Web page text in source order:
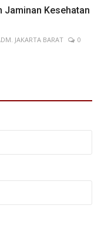
Jaminan Kesehatan
JAKARTA BARAT
0